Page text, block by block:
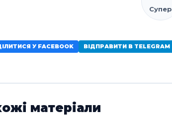
Супер
У FACEBOOK ВІДПРАВИТИ В TELEGRAM
матеріали